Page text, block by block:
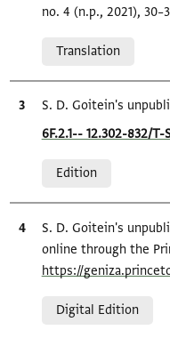
no. 4 (n.p., 2021),
Translation
Bibliographic citation
S. D. Goitein's
Location in source
6F.2.1-- 12.302-832/T-
Edition
Bibliographic citation
S. D. Goitein's
online through the
https://
Digital Edition